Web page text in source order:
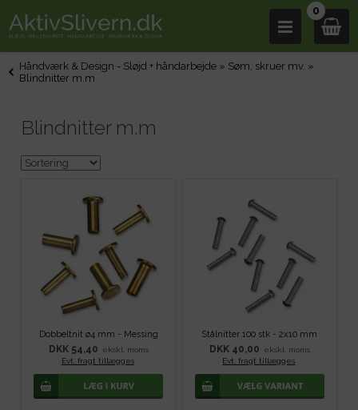
0
Håndværk & Design - Sløjd + håndarbejde » Søm, skruer mv. »
Blindnitter m.m
Blindnitter m.m
Dobbeltnit ø4 mm - Messing
DKK 54,40
ekskl. moms
Evt. fragt tillægges.
Stålnitter 100 stk - 2x10 mm
DKK 40,00
ekskl. moms
Evt. fragt tillægges